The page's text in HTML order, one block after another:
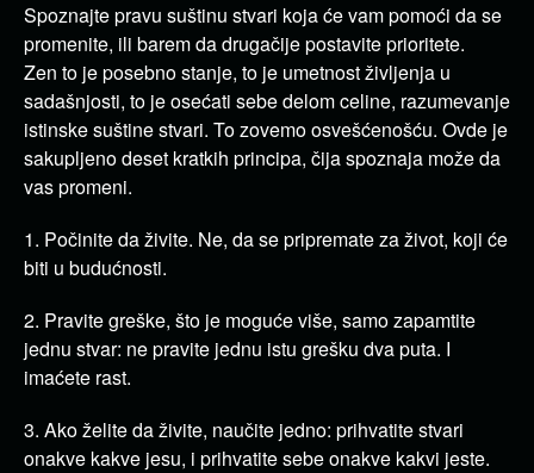
Spoznajte pravu suštinu stvari koja će vam pomoći da se
promenite, ili barem da drugačije postavite prioritete.
Zen to je posebno stanje, to je umetnost življenja u
sadašnjosti, to je osećati sebe delom celine, razumevanje
istinske suštine stvari. To zovemo osvešćenošću. Ovde je
sakupljeno deset kratkih principa, čija spoznaja može da
vas promeni.
1. Počinite da živite. Ne, da se pripremate za život, koji će
biti u budućnosti.
2. Pravite greške, što je moguće više, samo zapamtite
jednu stvar: ne pravite jednu istu grešku dva puta. I
imaćete rast.
3. Ako želite da živite, naučite jedno: prihvatite stvari
onakve kakve jesu, i prihvatite sebe onakve kakvi jeste.